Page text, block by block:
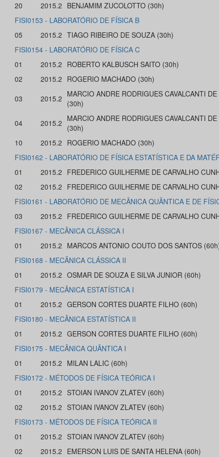
20
2015.2 BENJAMIM ZUCOLOTTO (30h)
FISI0153 - LABORATÓRIO DE FÍSICA B
05
2015.2 TIAGO RIBEIRO DE SOUZA (30h)
FISI0154 - LABORATÓRIO DE FÍSICA C
01
2015.2 ROBERTO KALBUSCH SAITO (30h)
02
2015.2 ROGERIO MACHADO (30h)
03
2015.2 MARCIO ANDRE RODRIGUES CAVALCANTI
(30h)
04
2015.2 MARCIO ANDRE RODRIGUES CAVALCANTI
(30h)
10
2015.2 ROGERIO MACHADO (30h)
FISI0162 - LABORATÓRIO DE FÍSICA ESTATÍSTICA E DA
01
2015.2 FREDERICO GUILHERME DE CARVALHO
02
2015.2 FREDERICO GUILHERME DE CARVALHO
FISI0161 - LABORATÓRIO DE MECÂNICA QUÂNTICA E DE
03
2015.2 FREDERICO GUILHERME DE CARVALHO
FISI0167 - MECÂNICA CLÁSSICA I
01
2015.2 MARCOS ANTONIO COUTO DOS SANTOS
FISI0168 - MECÂNICA CLÁSSICA II
01
2015.2 OSMAR DE SOUZA E SILVA JUNIOR (60h)
FISI0179 - MECÂNICA ESTATÍSTICA I
01
2015.2 GERSON CORTES DUARTE FILHO (60h)
FISI0180 - MECÂNICA ESTATÍSTICA II
01
2015.2 GERSON CORTES DUARTE FILHO (60h)
FISI0175 - MECÂNICA QUÂNTICA I
01
2015.2 MILAN LALIC (60h)
FISI0172 - MÉTODOS DE FÍSICA TEÓRICA I
01
2015.2 STOIAN IVANOV ZLATEV (60h)
02
2015.2 STOIAN IVANOV ZLATEV (60h)
FISI0173 - MÉTODOS DE FÍSICA TEÓRICA II
01
2015.2 STOIAN IVANOV ZLATEV (60h)
02
2015.2 EMERSON LUIS DE SANTA HELENA (60h)